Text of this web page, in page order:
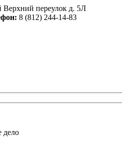
Верхний переулок д. 5Л
8 (812) 244-14-83
дело